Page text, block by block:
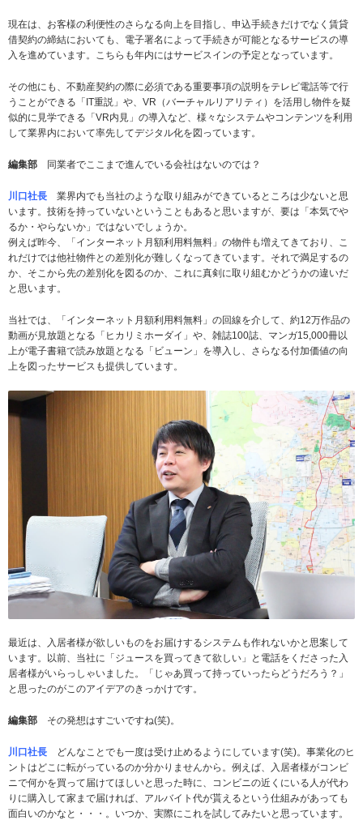
現在は、お客様の利便性のさらなる向上を目指し、申込手続きだけでなく賃貸
借契約の締結においても、電子署名によって手続きが可能となるサービスの導
入を進めています。こちらも年内にはサービスインの予定となっています。
その他にも、不動産契約の際に必須である重要事項の説明をテレビ電話等で行
うことができる「IT重説」や、VR（バーチャルリアリティ）を活用し物件を疑
似的に見学できる「VR内見」の導入など、様々なシステムやコンテンツを利用
して業界内において率先してデジタル化を図っています。
編集部 同業者でここまで進んでいる会社はないのでは？
川口社長 業界内でも当社のような取り組みができているところは少ないと思
います。技術を持っていないということもあると思いますが、要は「本気でや
るか・やらないか」ではないでしょうか。
例えば昨今、「インターネット月額利用料無料」の物件も増えてきており、こ
れだけでは他社物件との差別化が難しくなってきています。それで満足するの
か、そこから先の差別化を図るのか、これに真剣に取り組むかどうかの違いだ
と思います。
当社では、「インターネット月額利用料無料」の回線を介して、約12万作品の
動画が見放題となる「ヒカリミホーダイ」や、雑誌100誌、マンガ15,000冊以
上が電子書籍で読み放題となる「ビューン」を導入し、さらなる付加価値の向
上を図ったサービスも提供しています。
最近は、入居者様が欲しいものをお届けするシステムも作れないかと思案して
います。以前、当社に「ジュースを買ってきて欲しい」と電話をくださった入
居者様がいらっしゃいました。「じゃあ買って持っていったらどうだろう？」
と思ったのがこのアイデアのきっかけです。
編集部 その発想はすごいですね(笑)。
川口社長 どんなことでも一度は受け止めるようにしています(笑)。事業化のヒ
ントはどこに転がっているのか分かりませんから。例えば、入居者様がコンビ
ニで何かを買って届けてほしいと思った時に、コンビニの近くにいる人が代わ
りに購入して家まで届ければ、アルバイト代が貰えるという仕組みがあっても
面白いのかなと・・・。いつか、実際にこれを試してみたいと思っています。